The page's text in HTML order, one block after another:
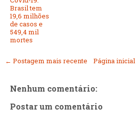
Brasil tem
19,6 milhões
de casos e
549,4 mil
mortes
← Postagem mais recente Página inicial
Nenhum comentário:
Postar um comentário